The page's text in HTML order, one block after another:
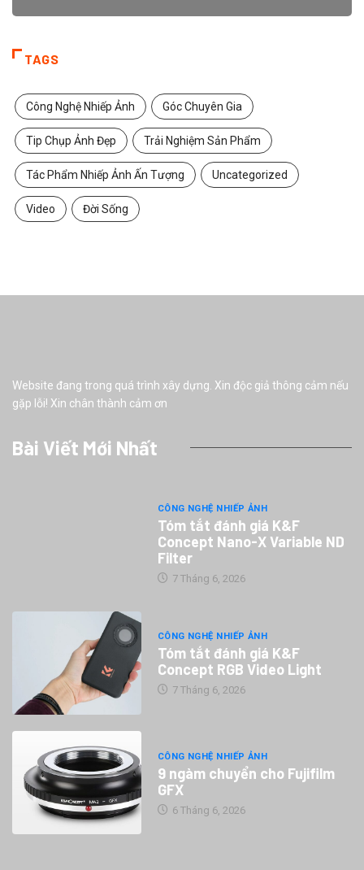
TAGS
Công Nghệ Nhiếp Ảnh Góc Chuyên Gia
Tip Chụp Ảnh Đẹp Trải Nghiệm Sản Phẩm
Tác Phẩm Nhiếp Ảnh Ấn Tượng Uncategorized
Video Đời Sống
Website đang trong quá trình xây dựng. Xin độc giả thông cảm nếu
gặp lỗi! Xin chân thành cảm ơn
Bài Viết Mới Nhất
CÔNG NGHỆ NHIẾP ẢNH
Tóm tắt đánh giá K&F
Concept Nano-X Variable ND
Filter
7 Tháng 6, 2026
CÔNG NGHỆ NHIẾP ẢNH
Tóm tắt đánh giá K&F
Concept RGB Video Light
7 Tháng 6, 2026
CÔNG NGHỆ NHIẾP ẢNH
9 ngàm chuyển cho Fujifilm
GFX
6 Tháng 6, 2026